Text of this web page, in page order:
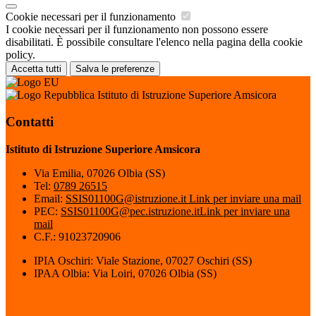
Cookie necessari per il funzionamento
I cookie necessari per il funzionamento non possono essere
disabilitati. È possibile consultare l'elenco nella pagina della cookie
policy.
Accetta tutti Salva le preferenze
Istituto di Istruzione Superiore Amsicora
Contatti
Istituto di Istruzione Superiore Amsicora
Via Emilia, 07026 Olbia (SS)
Tel: 0789 26515
Email: SSIS01100G@istruzione.it Link per inviare una mail
PEC: SSIS01100G@pec.istruzione.itLink per inviare una
mail
C.F.: 91023720906
IPIA Oschiri: Viale Stazione, 07027 Oschiri (SS)
IPAA Olbia: Via Loiri, 07026 Olbia (SS)